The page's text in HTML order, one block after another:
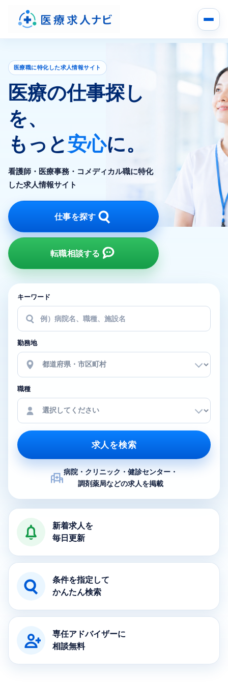
医療職に特化した求人情報サイト
医療の仕事探し
を、
もっと安心に。
看護師・医療事務・コメディカル職に特化
した求人情報サイト
仕事を探す
転職相談する
キーワード
勤務地
職種
求人を検索
病院・クリニック・健診センター・
調剤薬局などの求人を掲載
医療求人ナビの特徴
新着求人を
毎日更新
条件を指定して
かんたん検索
専任アドバイザーに
相談無料